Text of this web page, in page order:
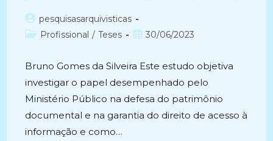
Autor
do
pesquisasarquivisticas
Categoria
Profissional / Teses
Post30/06/2023
Bruno Gomes da Silveira Este estudo objetiva
investigar o papel desempenhado pelo
Ministério Público na defesa do patrimônio
documental e na garantia do direito de acesso à
informação e como…